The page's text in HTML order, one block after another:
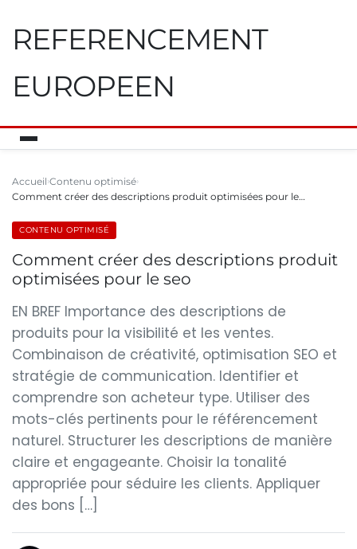
REFERENCEMENT
EUROPEEN
Accueil Contenu optimisé
Comment créer des descriptions produit optimisées pour le…
CONTENU OPTIMISÉ
Comment créer des descriptions produit
optimisées pour le seo
EN BREF Importance des descriptions de
produits pour la visibilité et les ventes.
Combinaison de créativité, optimisation SEO et
stratégie de communication. Identifier et
comprendre son acheteur type. Utiliser des
mots-clés pertinents pour le référencement
naturel. Structurer les descriptions de manière
claire et engageante. Choisir la tonalité
appropriée pour séduire les clients. Appliquer
des bons […]